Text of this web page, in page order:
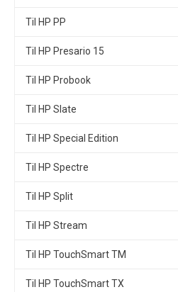
Til HP PP
Til HP Presario 15
Til HP Probook
Til HP Slate
Til HP Special Edition
Til HP Spectre
Til HP Split
Til HP Stream
Til HP TouchSmart TM
Til HP TouchSmart TX